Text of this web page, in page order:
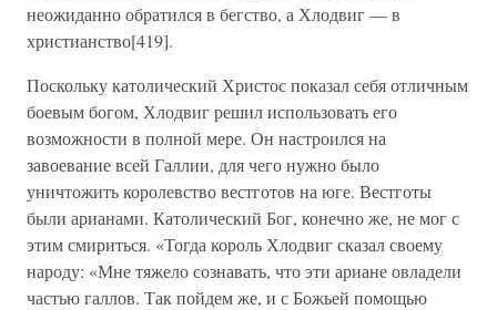
неожиданно обратился в бегство, а Хлодвиг — в
христианство[419].
Поскольку католический Христос показал себя отличным
боевым богом, Хлодвиг решил использовать его
возможности в полной мере. Он настроился на
завоевание всей Галлии, для чего нужно было
уничтожить королевство вестготов на юге. Вестготы
были арианами. Католический Бог, конечно же, не мог с
этим смириться. «Тогда король Хлодвиг сказал своему
народу: «Мне тяжело сознавать, что эти ариане овладели
частью галлов. Так пойдем же, и с Божьей помощью